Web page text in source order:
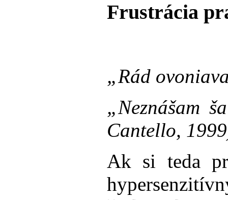
Frustrácia
„Rád
„Neznášam
Cantello,
Ak si teda